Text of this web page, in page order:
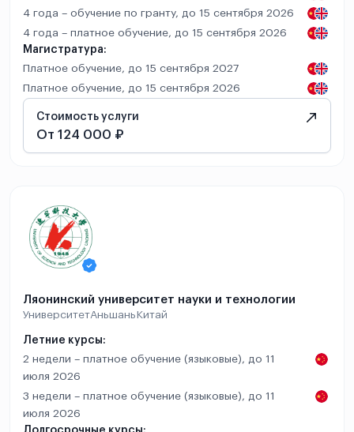
4 года – обучение по гранту, до 15 сентября 2026
4 года – платное обучение, до 15 сентября 2026
Магистратура:
Платное обучение, до 15 сентября 2027
Платное обучение, до 15 сентября 2026
Стоимость услуги
От 124 000 ₽
Ляонинский университет науки и технологии
УниверситетАньшань Китай
Летние курсы:
2 недели – платное обучение (языковые), до 11
июля 2026
3 недели – платное обучение (языковые), до 11
июля 2026